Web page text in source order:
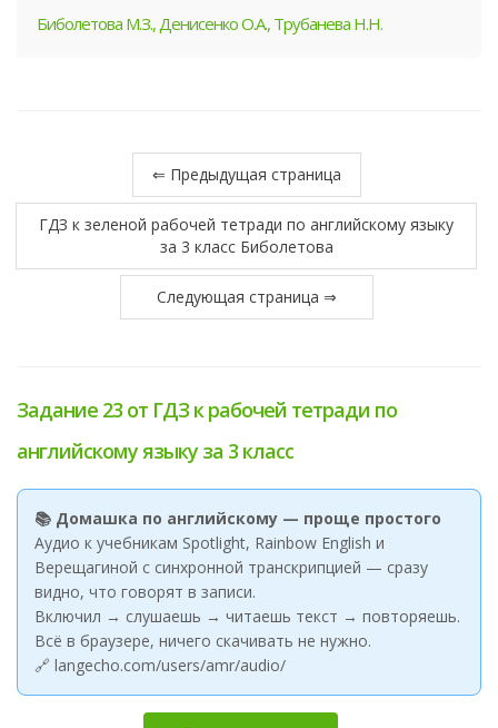
Биболетова М.З., Денисенко О.А., Трубанева Н.Н.
⇐ Предыдущая страница
ГДЗ к зеленой рабочей тетради по английскому языку
за 3 класс Биболетова
Следующая страница ⇒
Задание 23 от ГДЗ к рабочей тетради по
английскому языку за 3 класс
📚 Домашка по английскому — проще простого
Аудио к учебникам Spotlight, Rainbow English и
Верещагиной с синхронной транскрипцией — сразу
видно, что говорят в записи.
Включил → слушаешь → читаешь текст → повторяешь.
Всё в браузере, ничего скачивать не нужно.
🔗 langecho.com/users/amr/audio/